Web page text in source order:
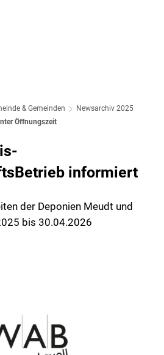
& Gemeinden
Newsarchiv 2025
Öffnungszeit
informiert
der Deponien Meudt und
bis 30.04.2026